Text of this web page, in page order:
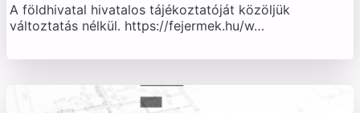
A földhivatal hivatalos tájékoztatóját közöljük
változtatás nélkül. https://fejermek.hu/w…